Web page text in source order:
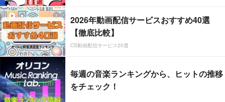
2026年動画配信サービスおすすめ40選
【徹底比較】
CS動画配信サービス20選
毎週の音楽ランキングから、ヒットの推移
をチェック！